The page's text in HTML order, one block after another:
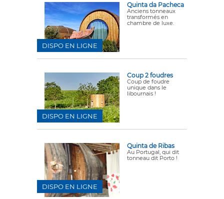
Quinta da Pacheca
Anciens tonneaux
transformés en
chambre de luxe.
DISPO EN LIGNE
Coup 2 foudres
Coup de foudre
unique dans le
libournais !
DISPO EN LIGNE
Quinta de Ribas
Au Portugal, qui dit
tonneau dit Porto !
DISPO EN LIGNE